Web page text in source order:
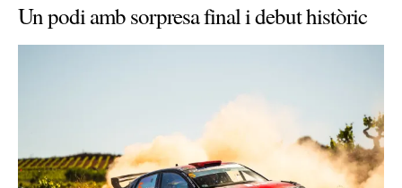
Un podi amb sorpresa final i debut històric